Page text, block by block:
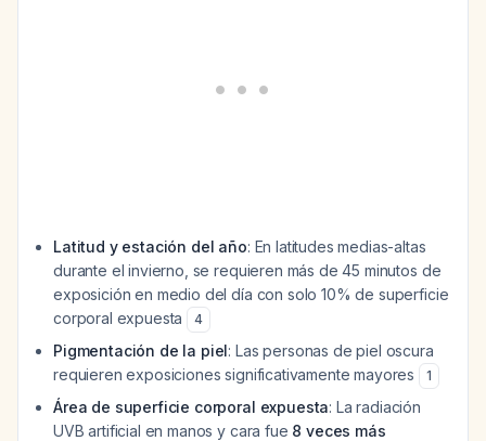
Latitud y estación del año: En latitudes medias-altas
durante el invierno, se requieren más de 45 minutos de
exposición en medio del día con solo 10% de superficie
corporal expuesta
4
Pigmentación de la piel: Las personas de piel oscura
requieren exposiciones significativamente mayores
1
Área de superficie corporal expuesta: La radiación
UVB artificial en manos y cara fue 8 veces más